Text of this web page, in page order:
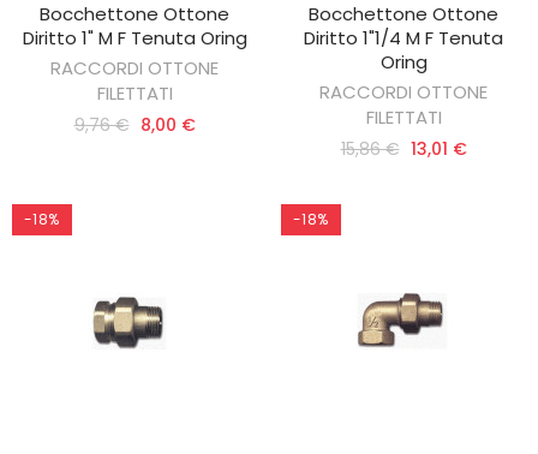
AGGIUNGI AL CARRELLO
Bocchettone Ottone
Diritto 1" M F Tenuta Oring
RACCORDI OTTONE
FILETTATI
9,76 € 8,00 €
AGGIUNGI AL CARRELLO
Bocchettone Ottone
Diritto 1"1/4 M F Tenuta
Oring
RACCORDI OTTONE
FILETTATI
15,86 € 13,01 €
-18% -18%